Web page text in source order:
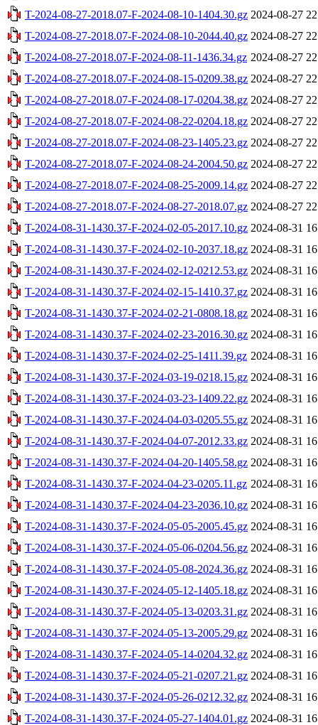
T-2024-08-27-2018.07-F-2024-08-10-1404.30.gz 2024-08-27
T-2024-08-27-2018.07-F-2024-08-10-2044.40.gz 2024-08-27
T-2024-08-27-2018.07-F-2024-08-11-1436.34.gz 2024-08-27
T-2024-08-27-2018.07-F-2024-08-15-0209.38.gz 2024-08-27
T-2024-08-27-2018.07-F-2024-08-17-0204.38.gz 2024-08-27
T-2024-08-27-2018.07-F-2024-08-22-0204.18.gz 2024-08-27
T-2024-08-27-2018.07-F-2024-08-23-1405.23.gz 2024-08-27
T-2024-08-27-2018.07-F-2024-08-24-2004.50.gz 2024-08-27
T-2024-08-27-2018.07-F-2024-08-25-2009.14.gz 2024-08-27
T-2024-08-27-2018.07-F-2024-08-27-2018.07.gz 2024-08-27
T-2024-08-31-1430.37-F-2024-02-05-2017.10.gz 2024-08-31
T-2024-08-31-1430.37-F-2024-02-10-2037.18.gz 2024-08-31
T-2024-08-31-1430.37-F-2024-02-12-0212.53.gz 2024-08-31
T-2024-08-31-1430.37-F-2024-02-15-1410.37.gz 2024-08-31
T-2024-08-31-1430.37-F-2024-02-21-0808.18.gz 2024-08-31
T-2024-08-31-1430.37-F-2024-02-23-2016.30.gz 2024-08-31
T-2024-08-31-1430.37-F-2024-02-25-1411.39.gz 2024-08-31
T-2024-08-31-1430.37-F-2024-03-19-0218.15.gz 2024-08-31
T-2024-08-31-1430.37-F-2024-03-23-1409.22.gz 2024-08-31
T-2024-08-31-1430.37-F-2024-04-03-0205.55.gz 2024-08-31
T-2024-08-31-1430.37-F-2024-04-07-2012.33.gz 2024-08-31
T-2024-08-31-1430.37-F-2024-04-20-1405.58.gz 2024-08-31
T-2024-08-31-1430.37-F-2024-04-23-0205.11.gz 2024-08-31
T-2024-08-31-1430.37-F-2024-04-23-2036.10.gz 2024-08-31
T-2024-08-31-1430.37-F-2024-05-05-2005.45.gz 2024-08-31
T-2024-08-31-1430.37-F-2024-05-06-0204.56.gz 2024-08-31
T-2024-08-31-1430.37-F-2024-05-08-2024.36.gz 2024-08-31
T-2024-08-31-1430.37-F-2024-05-12-1405.18.gz 2024-08-31
T-2024-08-31-1430.37-F-2024-05-13-0203.31.gz 2024-08-31
T-2024-08-31-1430.37-F-2024-05-13-2005.29.gz 2024-08-31
T-2024-08-31-1430.37-F-2024-05-14-0204.32.gz 2024-08-31
T-2024-08-31-1430.37-F-2024-05-21-0207.21.gz 2024-08-31
T-2024-08-31-1430.37-F-2024-05-26-0212.32.gz 2024-08-31
T-2024-08-31-1430.37-F-2024-05-27-1404.01.gz 2024-08-31